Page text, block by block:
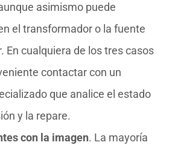
asimismo puede
el transformador o la fuente
En cualquiera de los tres casos
contactar con un
que analice el estado
y la repare.
con la imagen. La mayoría